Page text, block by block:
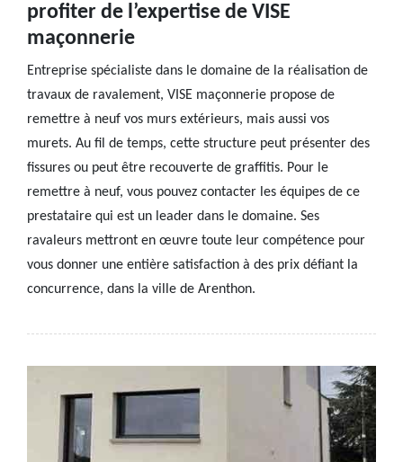
profiter de l’expertise de VISE
maçonnerie
Entreprise spécialiste dans le domaine de la réalisation de
travaux de ravalement, VISE maçonnerie propose de
remettre à neuf vos murs extérieurs, mais aussi vos
murets. Au fil de temps, cette structure peut présenter des
fissures ou peut être recouverte de graffitis. Pour le
remettre à neuf, vous pouvez contacter les équipes de ce
prestataire qui est un leader dans le domaine. Ses
ravaleurs mettront en œuvre toute leur compétence pour
vous donner une entière satisfaction à des prix défiant la
concurrence, dans la ville de Arenthon.